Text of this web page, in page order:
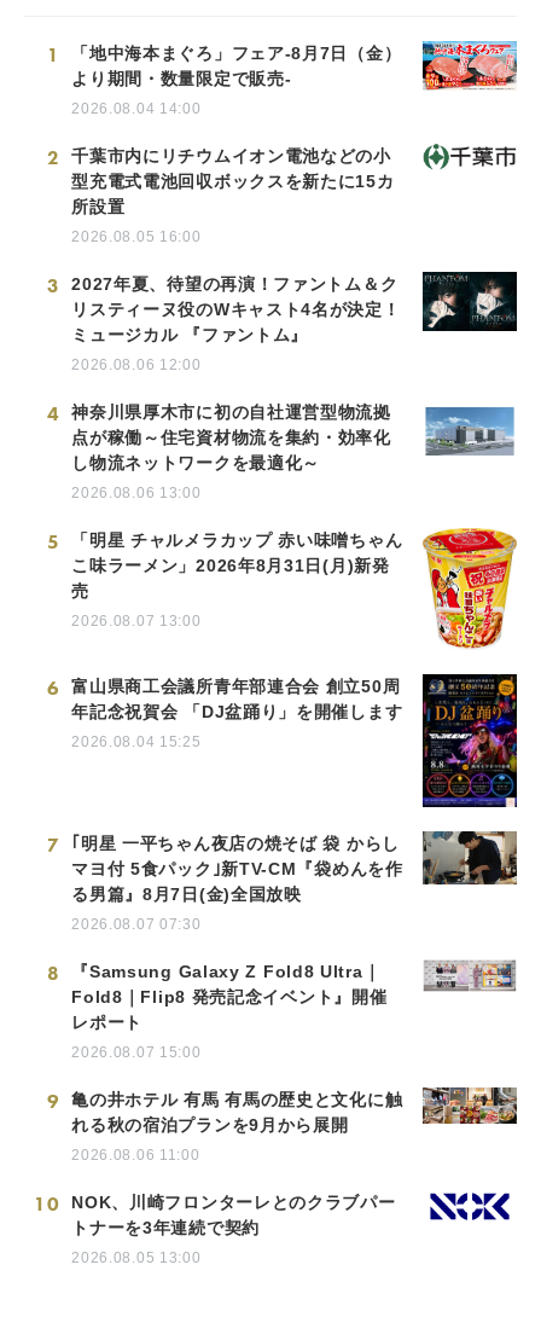
1
「地中海本まぐろ」フェア-8月7日（金）
より期間・数量限定で販売-
2026.08.04 14:00
2
千葉市内にリチウムイオン電池などの小
型充電式電池回収ボックスを新たに15カ
所設置
2026.08.05 16:00
3
2027年夏、待望の再演！ファントム＆ク
リスティーヌ役のWキャスト4名が決定！
ミュージカル 『ファントム』
2026.08.06 12:00
4
神奈川県厚木市に初の自社運営型物流拠
点が稼働～住宅資材物流を集約・効率化
し物流ネットワークを最適化～
2026.08.06 13:00
5
「明星 チャルメラカップ 赤い味噌ちゃん
こ味ラーメン」2026年8月31日(月)新発
売
2026.08.07 13:00
6
富山県商工会議所青年部連合会 創立50周
年記念祝賀会 「DJ盆踊り」を開催します
2026.08.04 15:25
7
｢明星 一平ちゃん夜店の焼そば 袋 からし
マヨ付 5食パック｣新TV-CM『袋めんを作
る男篇』8月7日(金)全国放映
2026.08.07 07:30
8
『Samsung Galaxy Z Fold8 Ultra｜
Fold8｜Flip8 発売記念イベント』開催
レポート
2026.08.07 15:00
9
亀の井ホテル 有馬 有馬の歴史と文化に触
れる秋の宿泊プランを9月から展開
2026.08.06 11:00
10
NOK、川崎フロンターレとのクラブパー
トナーを3年連続で契約
2026.08.05 13:00